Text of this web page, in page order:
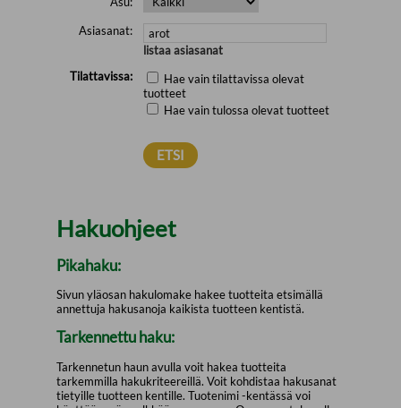
Asiasanat:
listaa asiasanat
Tilattavissa:
Hae vain tilattavissa olevat
tuotteet
Hae vain tulossa olevat tuotteet
Hakuohjeet
Pikahaku:
Sivun yläosan hakulomake hakee tuotteita etsimällä
annettuja hakusanoja kaikista tuotteen kentistä.
Tarkennettu haku:
Tarkennetun haun avulla voit hakea tuotteita
tarkemmilla hakukriteereillä. Voit kohdistaa hakusanat
tietyille tuotteen kentille. Tuotenimi -kentässä voi